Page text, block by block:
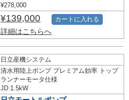
¥278,000
¥139,000
詳細はこちらへ
カートに入れる
日立産機システム
清水用陸上ポンプ プレミアム効率 トップ
ランナーモータ仕様
JD 1.5kW